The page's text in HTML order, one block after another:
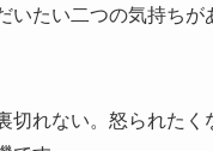
たい二つの気持ちが
れない。怒られたく